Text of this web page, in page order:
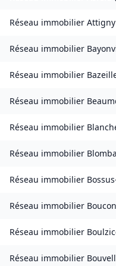
Réseau immobilier Attigny
Réseau immobilier
Réseau immobilier
Réseau immobilier
Réseau immobilier
Réseau immobilier
Réseau immobilier
Réseau immobilier
Réseau immobilier
Réseau immobilier